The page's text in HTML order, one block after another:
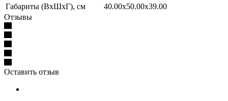
Габариты (ВхШхГ), см
40.00x50.00x39.00
Отзывы
Оставить отзыв